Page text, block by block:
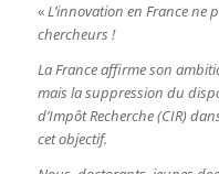
«L’innovation en France ne
chercheurs !
La France affirme son
mais la suppression du
d’Impôt Recherche (CIR)
cet objectif.